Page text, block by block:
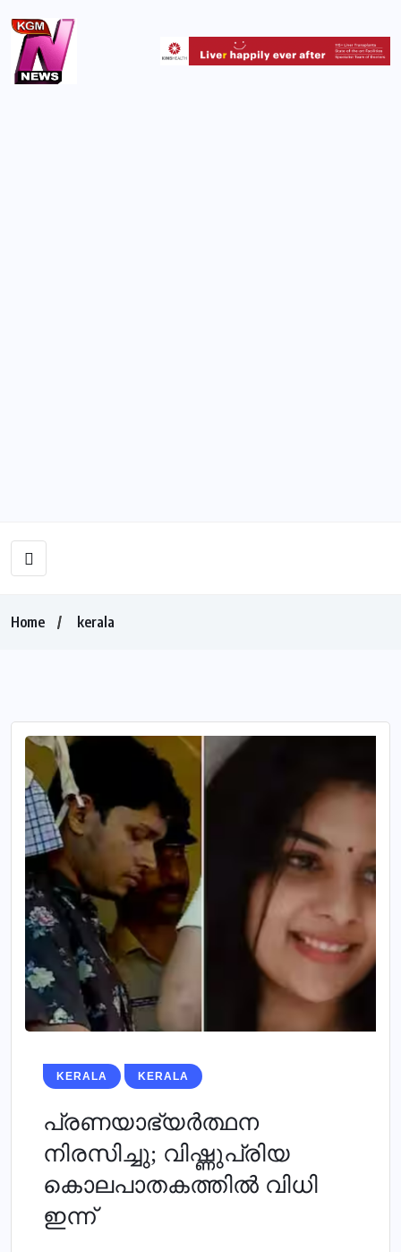
Home kerala
KERALA KERALA
പ്രണയാഭ്യര്‍ത്ഥന
നിരസിച്ചു; വിഷ്ണുപ്രിയ
കൊലപാതകത്തില്‍ വിധി
ഇന്ന്